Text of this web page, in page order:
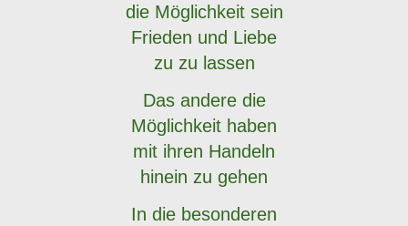
die Möglichkeit sein
Frieden und Liebe
zu zu lassen
Das andere die
Möglichkeit haben
mit ihren Handeln
hinein zu gehen
In die besonderen